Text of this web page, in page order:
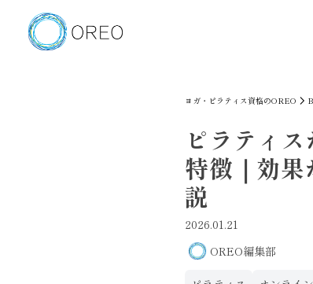
ヨガ・ピラティス資格のOREO
ピラティ
特徴｜効
説
2026.01.21
OREO編集部